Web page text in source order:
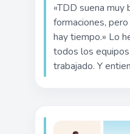
«TDD suena muy
formaciones,
hay tiempo.» Lo
todos los
trabajado. Y